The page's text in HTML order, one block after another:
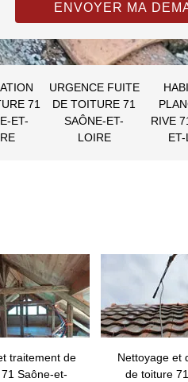
71
ET-
URGENCE FUITE
DE TOITURE 71
SAÔNE-ET-
LOIRE
RIVE
traitement de
Saône-et-
Nettoyage et
de toiture